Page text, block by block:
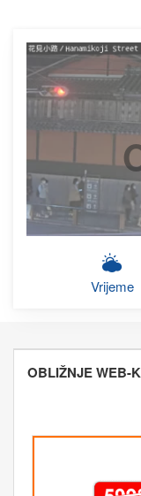
Vrijeme
OBLIŽNJE WEB-